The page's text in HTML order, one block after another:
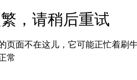
，请稍后重试
页面不在这儿，它可能正忙着刷
常